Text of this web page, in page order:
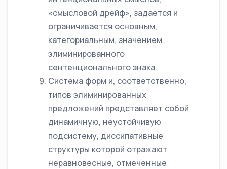
«смысловой дрейф», задается и
ограничивается основным,
категориальным, значением
элиминированного
сентенционального знака.
Система форм и, соответственно,
типов элиминированных
предложений представляет собой
динамичную, неустойчивую
подсистему, диссипативные
структуры которой отражают
неравновесные, отмеченные